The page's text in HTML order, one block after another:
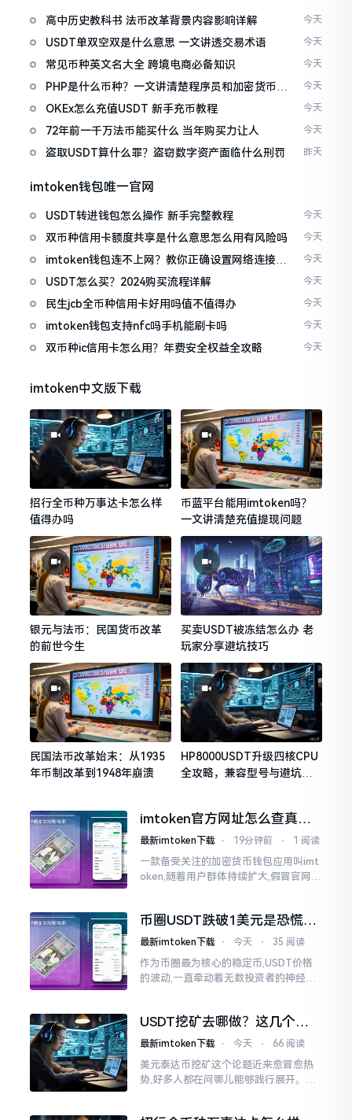
高中历史教科书 法币改革背景内容影响详解 今天
USDT单双空双是什么意思 一文讲透交易术语 今天
常见币种英文名大全 跨境电商必备知识 今天
PHP是什么币种？一文讲清楚程序员和加密货币的
区别
今天
OKEx怎么充值USDT 新手充币教程 今天
72年前一千万法币能买什么 当年购买力让人 今天
盗取USDT算什么罪？盗窃数字资产面临什么刑罚 昨天
imtoken钱包唯一官网
USDT转进钱包怎么操作 新手完整教程 今天
双币种信用卡额度共享是什么意思怎么用有风险吗 今天
imtoken钱包连不上网？教你正确设置网络连接方
法
今天
USDT怎么买？2024购买流程详解 今天
民生jcb全币种信用卡好用吗值不值得办 今天
imtoken钱包支持nfc吗手机能刷卡吗 今天
双币种ic信用卡怎么用？年费安全权益全攻略 今天
imtoken中文版下载
招行全币种万事达卡怎么样
值得办吗
币蓝平台能用imtoken吗？
一文讲清楚充值提现问题
银元与法币：民国货币改革
的前世今生
买卖USDT被冻结怎么办 老
玩家分享避坑技巧
民国法币改革始末：从1935
年币制改革到1948年崩溃
HP8000USDT升级四核CPU
全攻略，兼容型号与避坑指
imtoken官方网址怎么查真伪
教你三招避开钓鱼网站
最新imtoken下载 ⋅ 19分钟前 ⋅ 1 阅读
一款备受关注的加密货币钱包应用叫imt
oken,随着用户群体持续扩大,假冒官网以
被盗。
币圈USDT跌破1美元是恐慌信
号？看懂这几点不再被割韭菜
最新imtoken下载 ⋅ 今天 ⋅ 35 阅读
作为币圈最为核心的稳定币,USDT价格
的波动,一直牵动着无数投资者的神经。
流动性紧张。
USDT挖矿去哪做？这几个平
台值得试试
最新imtoken下载 ⋅ 今天 ⋅ 66 阅读
美元泰达币挖矿这个论题近来愈冒愈热
势,好多人都在问哪儿能够践行展开。实